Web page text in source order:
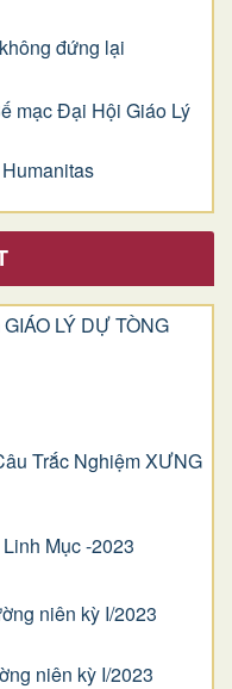
đứng lại
mạc Đại Hội Giáo Lý
LÝ DỰ TÒNG
Trắc Nghiệm XƯNG
Mục -2023
niên kỳ I/2023
niên kỳ I/2023